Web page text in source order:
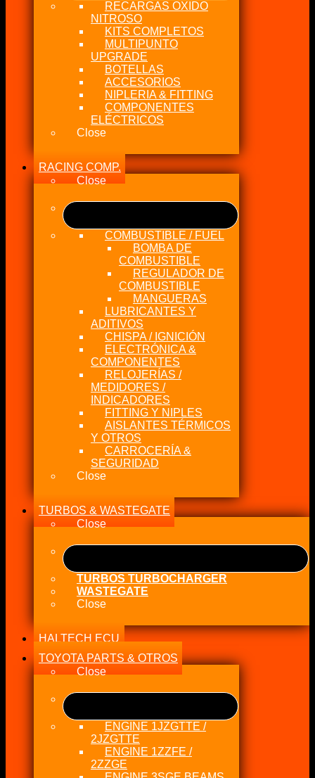
RECARGAS OXIDO
NITROSO
KITS COMPLETOS
MULTIPUNTO
UPGRADE
BOTELLAS
ACCESORIOS
NIPLERIA & FITTING
COMPONENTES
ELÉCTRICOS
Close
RACING COMP.
Close
COMBUSTIBLE / FUEL
BOMBA DE
COMBUSTIBLE
REGULADOR DE
COMBUSTIBLE
MANGUERAS
LUBRICANTES Y
ADITIVOS
CHISPA / IGNICIÓN
ELECTRÓNICA &
COMPONENTES
RELOJERÍAS /
MEDIDORES /
INDICADORES
FITTING Y NIPLES
AISLANTES TÉRMICOS
Y OTROS
CARROCERÍA &
SEGURIDAD
Close
TURBOS & WASTEGATE
Close
TURBOS TURBOCHARGER
WASTEGATE
Close
HALTECH ECU
TOYOTA PARTS & OTROS
Close
ENGINE 1JZGTTE /
2JZGTTE
ENGINE 1ZZFE /
2ZZGE